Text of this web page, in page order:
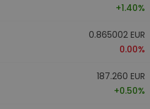
+1.40%
0.865002 EUR
0.00%
187.260 EUR
+0.50%